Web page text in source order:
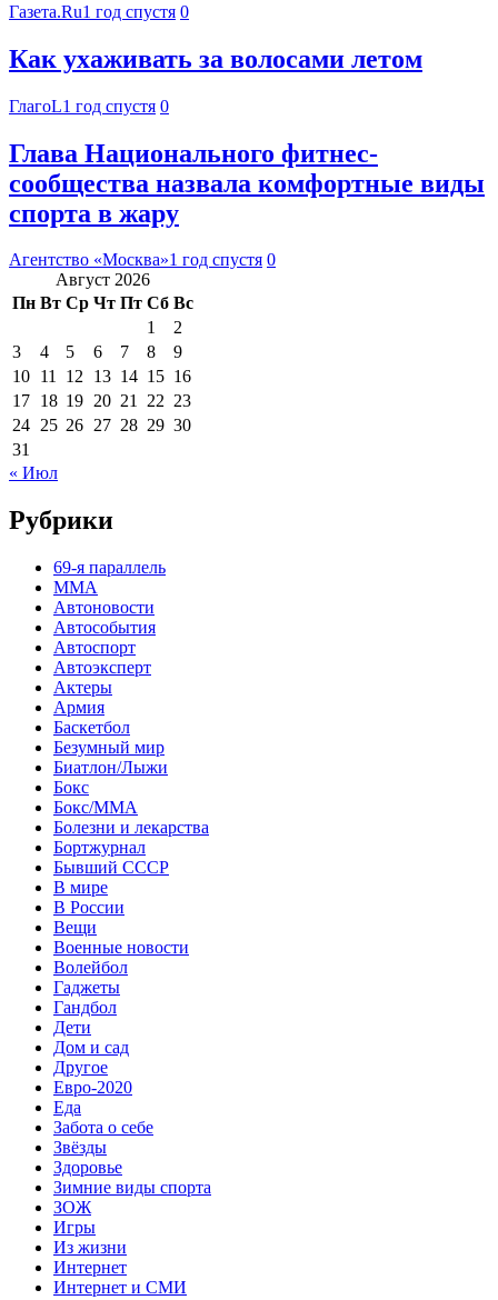
Газета.Ru1 год спустя 0
Как ухаживать за волосами летом
ГлагоL1 год спустя 0
Глава Национального фитнес-
сообщества назвала комфортные виды
спорта в жару
Агентство «Москва»1 год спустя 0
Август 2026
Пн Вт Ср Чт Пт Сб Вс
1
2
3
4 5 6 7 8
9
10 11 12 13 14 15 16
17 18 19 20 21 22 23
24 25 26 27 28 29 30
31
« Июл
Рубрики
69-я параллель
MMA
Автоновости
Автособытия
Автоспорт
Автоэксперт
Актеры
Армия
Баскетбол
Безумный мир
Биатлон/Лыжи
Бокс
Бокс/MMA
Болезни и лекарства
Бортжурнал
Бывший СССР
В мире
В России
Вещи
Военные новости
Волейбол
Гаджеты
Гандбол
Дети
Дом и сад
Другое
Евро-2020
Еда
Забота о себе
Звёзды
Здоровье
Зимние виды спорта
ЗОЖ
Игры
Из жизни
Интернет
Интернет и СМИ